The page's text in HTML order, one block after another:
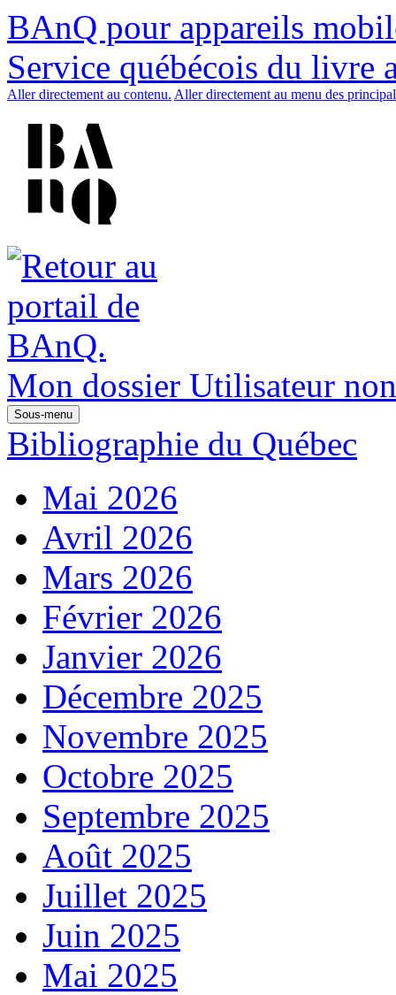
BAnQ pour appareils
Service québécois du livre
Aller directement au contenu. Aller directement au menu des
Mon dossier Utilisateur
Sous-menu
Bibliographie du Québec
Mai 2026
Avril 2026
Mars 2026
Février 2026
Janvier 2026
Décembre 2025
Novembre 2025
Octobre 2025
Septembre 2025
Août 2025
Juillet 2025
Juin 2025
Mai 2025